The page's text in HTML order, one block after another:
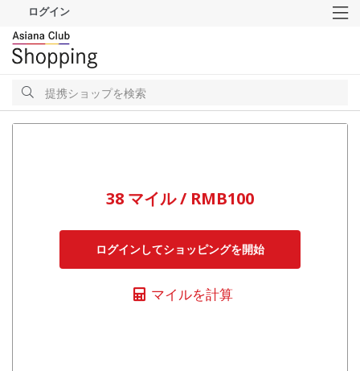
ログイン
検
索検
38 マイル / RMB100
ログインしてショッピングを開始
マイルを計算